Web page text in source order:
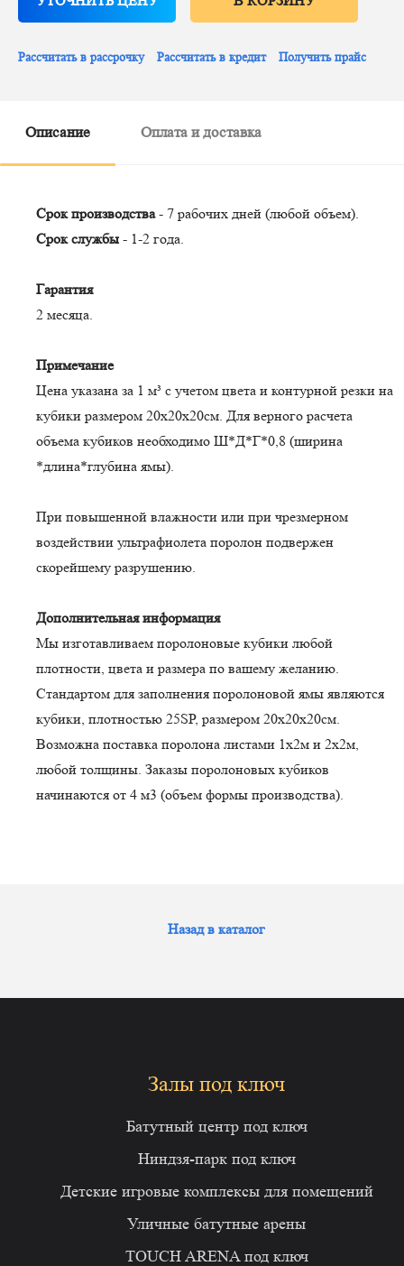
Рассчитать в рассрочку Рассчитать в кредит Получить прайс
Описание Оплата и доставка
Срок производства- 7 рабочих дней (любой объем).
Срок службы - 1-2 года.
Гарантия
2 месяца.
Примечание
Цена указана за 1 м³ с учетом цвета и контурной резки на
кубики размером 20х20х20см. Для верного расчета
объема кубиков необходимо Ш*Д*Г*0,8 (ширина
*длина*глубина ямы).
При повышенной влажности или при чрезмерном
воздействии ультрафиолета поролон подвержен
скорейшему разрушению.
Дополнительная информация
Мы изготавливаем поролоновые кубики любой
плотности, цвета и размера по вашему желанию.
Стандартом для заполнения поролоновой ямы являются
кубики, плотностью 25SP, размером 20х20х20см.
Возможна поставка поролона листами 1х2м и 2х2м,
любой толщины. Заказы поролоновых кубиков
начинаются от 4 м3 (объем формы производства).
Назад в каталог
Залы под ключ
Батутный центр под ключ
Ниндзя-парк под ключ
Детские игровые комплексы для помещений
Уличные батутные арены
TOUCH ARENA под ключ